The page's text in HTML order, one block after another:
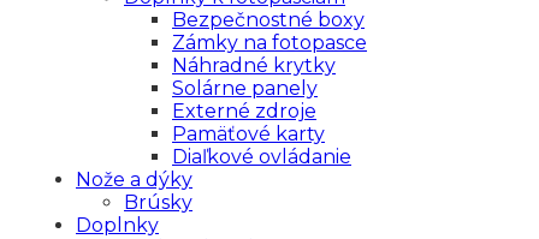
Bezpečnostné boxy
Zámky na fotopasce
Náhradné krytky
Solárne panely
Externé zdroje
Pamäťové karty
Diaľkové ovládanie
Nože a dýky
Brúsky
Doplnky